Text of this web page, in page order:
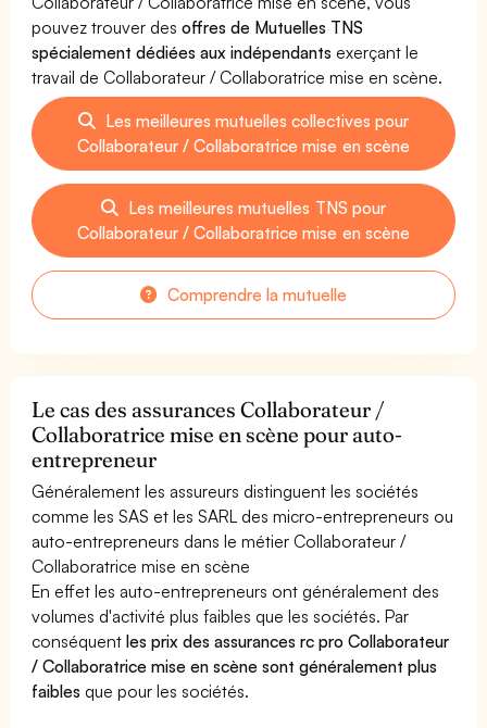
pouvez trouver desoffres de Mutuelles TNS
spécialement dédiées aux indépendants exerçant le
travail de Collaborateur / Collaboratrice mise en scène.
Les meilleures mutuelles collectives pour
Collaborateur / Collaboratrice mise en scène
Les meilleures mutuelles TNS pour
Collaborateur / Collaboratrice mise en scène
Comprendre la mutuelle
Le cas des assurances Collaborateur /
Collaboratrice mise en scène pour auto-
entrepreneur
Généralement les assureurs distinguent les sociétés
comme les SAS et les SARL des micro-entrepreneurs ou
auto-entrepreneurs dans le métier Collaborateur /
Collaboratrice mise en scène
En effet les auto-entrepreneurs ont généralement des
volumes d'activité plus faibles que les sociétés. Par
conséquentles prix des assurances rc pro Collaborateur
/ Collaboratrice mise en scène sont généralement plus
faibles que pour les sociétés.